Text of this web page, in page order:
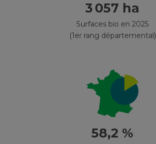
3 057 ha
Surfaces bio en 2025
(1er rang départemental)
58,2 %